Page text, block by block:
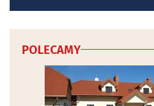
POLECAMY